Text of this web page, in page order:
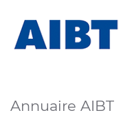
Annuaire AIBT